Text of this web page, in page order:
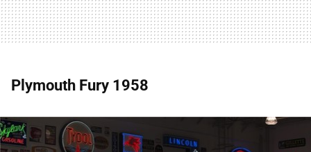
Plymouth Fury 1958